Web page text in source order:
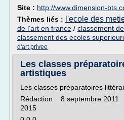
Site : http://www.dimension-
Thèmes liés : l'ecole des
de l'art en france / classement
classement des ecoles
d'art privee
Les classes
artistiques
Les classes préparatoires
Rédaction 8 septembre 2011
2015